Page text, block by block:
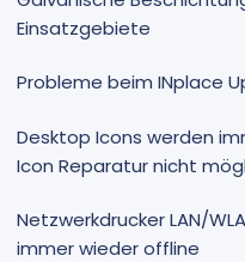
Einsatzgebiete
Probleme beim INplace
Desktop Icons werden
Icon Reparatur nicht
Netzwerkdrucker LAN/
immer wieder offline